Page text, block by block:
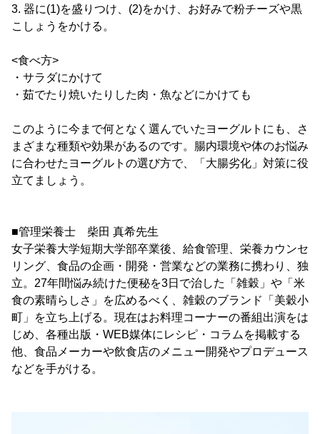
3. 器に(1)を盛りつけ、(2)をかけ、お好みで粉チーズや黒
こしょうをかける。
<食べ方>
・サラダにかけて
・茹でたり焼いたりした肉・魚などにかけても
このように今まで何となく選んでいたヨーグルトにも、さ
まざまな種類や効果があるのです。腸内環境や体のお悩み
に合わせたヨーグルトの選び方で、「大腸劣化」対策に役
立てましょう。
■管理栄養士 柴田 真希先生
女子栄養大学短期大学部卒業後、給食管理、栄養カウンセ
リング、食品の企画・開発・営業などの業務に携わり、独
立。27年間悩み続けた便秘を3日で治した「雑穀」や「米
食の素晴らしさ」を広めるべく、雑穀のブランド「美穀小
町」を立ち上げる。現在はお料理コーナーの番組出演をは
じめ、各種出版・WEB媒体にレシピ・コラムを掲載する
他、食品メーカーや飲食店のメニュー開発やプロデュース
などを手がける。